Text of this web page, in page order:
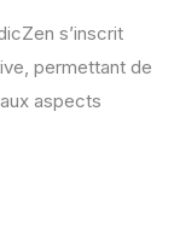
s’inscrit
permettant de
aspects